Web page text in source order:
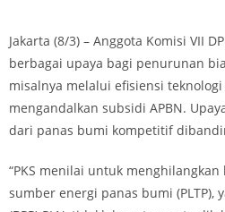
Jakarta (8/3) – Anggota Komisi VII
berbagai upaya bagi penurunan
misalnya melalui efisiensi
mengandalkan subsidi APBN.
dari panas bumi kompetitif
“PKS menilai untuk
sumber energi panas bumi (PLTP),